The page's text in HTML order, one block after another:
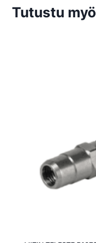
Tutustu